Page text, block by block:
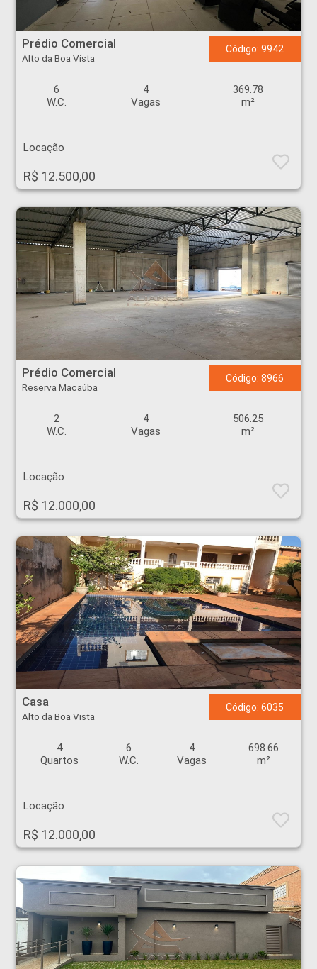
Prédio Comercial - Alto da Boa Vista - Ribeirão Preto
Prédio Comercial
Alto da Boa Vista
Código: 9942
6
W.C.
4
Vagas
369.78
m²
Locação
R$ 12.500,00
Prédio Comercial
Reserva Macaúba
Código: 8966
2
W.C.
4
Vagas
506.25
m²
Locação
R$ 12.000,00
Casa - Alto da Boa Vista - Ribeirão Preto
Casa
Alto da Boa Vista
Código: 6035
4
Quartos
6
W.C.
4
Vagas
698.66
m²
Locação
R$ 12.000,00